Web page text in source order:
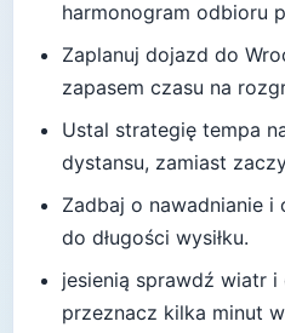
harmonogram odbioru
Zaplanuj dojazd do
zapasem czasu na
Ustal strategię tempa
dystansu, zamiast
Zadbaj o nawadnianie
do długości wysiłku.
jesienią sprawdź wiatr
przeznacz kilka minut